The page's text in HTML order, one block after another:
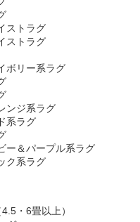
ストラグ
ストラグ
ボリー系ラグ
ンジ系ラグ
系ラグ
ー＆パープル系ラグ
ク系ラグ
・6畳以上）